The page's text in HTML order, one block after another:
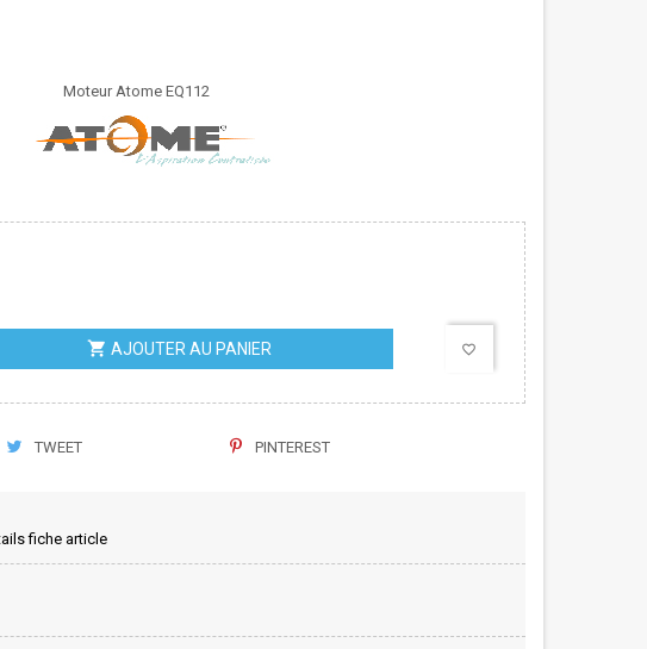
Moteur Atome EQ112
shopping_cart AJOUTER AU PANIER favorite_border
TWEET PINTEREST
fiche article